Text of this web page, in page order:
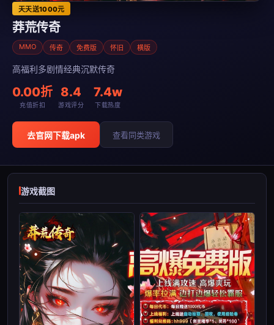
天天送1000元
莽荒传奇
MMO 传奇 免费版 怀旧 横版
高福利多剧情经典沉默传奇
0.00折
充值折扣
8.4
游戏评分
7.4w
下载热度
去官网下载apk 查看同类游戏
游戏截图